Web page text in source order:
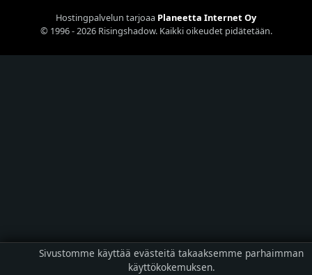
Hostingpalvelun tarjoaa Planeetta Internet Oy
© 1996 - 2026 Risingshadow. Kaikki oikeudet pidätetään.
Sivustomme käyttää evästeitä takaaksemme parhaimman
käyttökokemuksen.